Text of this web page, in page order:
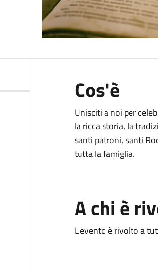
Cos'è
Unisciti a noi per
la ricca storia, la
santi patroni, santi
tutta la famiglia.
A chi è
L'evento è rivolto a